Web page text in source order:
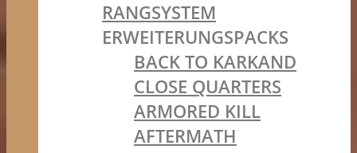
RANGSYSTEM
ERWEITERUNGSPACKS
BACK TO KARKAND
CLOSE QUARTERS
ARMORED KILL
AFTERMATH